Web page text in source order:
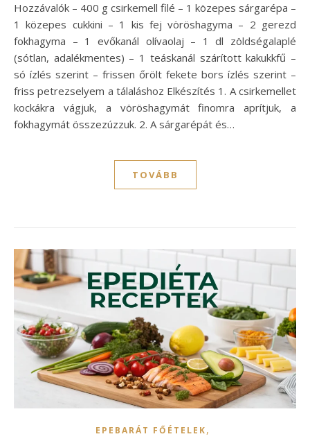
Hozzávalók – 400 g csirkemell filé – 1 közepes sárgarépa –
1 közepes cukkini – 1 kis fej vöröshagyma – 2 gerezd
fokhagyma – 1 evőkanál olívaolaj – 1 dl zöldségalaplé
(sótlan, adalékmentes) – 1 teáskanál szárított kakukkfű –
só ízlés szerint – frissen őrölt fekete bors ízlés szerint –
friss petrezselyem a tálaláshoz Elkészítés 1. A csirkemellet
kockákra vágjuk, a vöröshagymát finomra aprítjuk, a
fokhagymát összezúzzuk. 2. A sárgarépát és…
TOVÁBB
EPEBARÁT FŐÉTELEK,